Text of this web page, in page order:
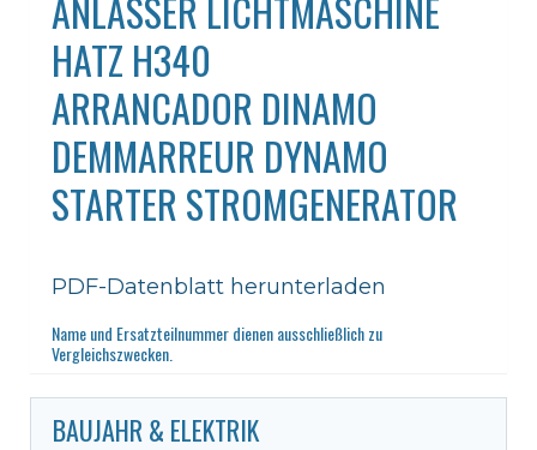
HATZ H340
ARRANCADOR DINAMO
DEMMARREUR DYNAMO
STARTER STROMGENERATOR
PDF-Datenblatt herunterladen
Name und Ersatzteilnummer dienen ausschließlich zu
Vergleichszwecken.
BAUJAHR & ELEKTRIK